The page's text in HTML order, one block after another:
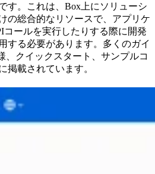
す。これは、Box上にソリューシ
の総合的なリソースで、アプリケ
ールを実行したりする際に開発
する必要があります。多くのガイ
、クイックスタート、サンプルコ
掲載されています。